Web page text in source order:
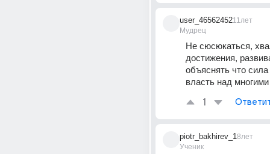
user_46562452
Мудрец
11лет
Не сюсюкаться,
достижения,
объяснять что
власть над
1
piotr_bakhirev_1
Ученик
8лет